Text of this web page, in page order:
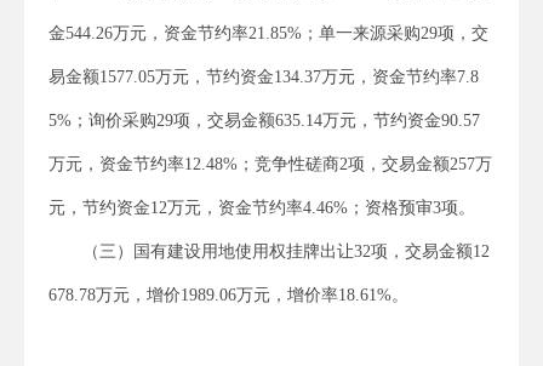
金544.26万元，资金节约率21.85%；单一来源采购29项，交
易金额1577.05万元，节约资金134.37万元，资金节约率7.8
5%；询价采购29项，交易金额635.14万元，节约资金90.57
万元，资金节约率12.48%；竞争性磋商2项，交易金额257万
元，节约资金12万元，资金节约率4.46%；资格预审3项。
（三）国有建设用地使用权挂牌出让32项，交易金额12
678.78万元，增价1989.06万元，增价率18.61%。